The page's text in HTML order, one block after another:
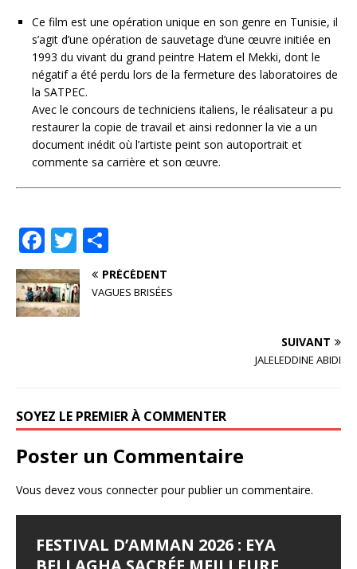
Ce film est une opération unique en son genre en Tunisie, il
s’agit d’une opération de sauvetage d’une œuvre initiée en
1993 du vivant du grand peintre Hatem el Mekki, dont le
négatif a été perdu lors de la fermeture des laboratoires de
la SATPEC.
Avec le concours de techniciens italiens, le réalisateur a pu
restaurer la copie de travail et ainsi redonner la vie a un
document inédit où l’artiste peint son autoportrait et
commente sa carrière et son œuvre.
F
a
c
e
k
T
w
it
te
ar
ta
PRÉCÉDENT
VAGUES BRISÉES
SUIVANT
JALELEDDINE ABIDI
SOYEZ LE PREMIER À COMMENTER
Poster un Commentaire
Vous devez vous connecterpour publier un commentaire.
FESTIVAL D’AMMAN 2026 : EYA
LES JOURNÉES
LE SYNDROME DE DJAMILA
JALILA BORHANE
BABOUNA BEN AYED